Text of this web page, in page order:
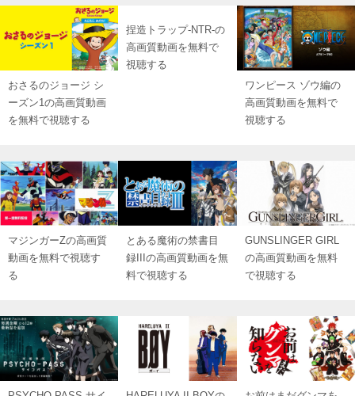
おさるのジョージ シ
ーズン1の高画質動画
を無料で視聴する
捏造トラップ-NTR-の
高画質動画を無料で
視聴する
ワンピース ゾウ編の
高画質動画を無料で
視聴する
マジンガーZの高画質
動画を無料で視聴す
る
とある魔術の禁書目
録IIIの高画質動画を無
料で視聴する
GUNSLINGER GIRL
の高画質動画を無料
で視聴する